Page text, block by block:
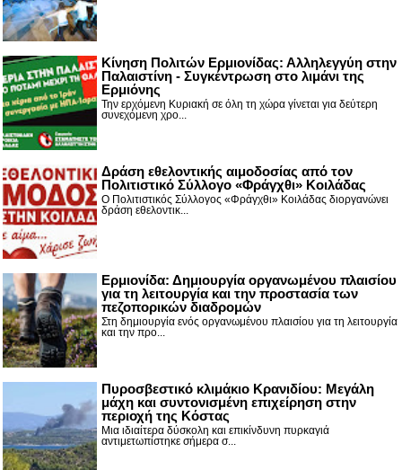
Κίνηση Πολιτών Ερμιονίδας: Αλληλεγγύη στην
Παλαιστίνη - Συγκέντρωση στο λιμάνι της
Ερμιόνης
Την ερχόμενη Κυριακή σε όλη τη χώρα γίνεται για δεύτερη
συνεχόμενη χρο...
Δράση εθελοντικής αιμοδοσίας από τον
Πολιτιστικό Σύλλογο «Φράγχθι» Κοιλάδας
Ο Πολιτιστικός Σύλλογος «Φράγχθι» Κοιλάδας διοργανώνει
δράση εθελοντικ...
Ερμιονίδα: Δημιουργία οργανωμένου πλαισίου
για τη λειτουργία και την προστασία των
πεζοπορικών διαδρομών
Στη δημιουργία ενός οργανωμένου πλαισίου για τη λειτουργία
και την προ...
Πυροσβεστικό κλιμάκιο Κρανιδίου: Μεγάλη
μάχη και συντονισμένη επιχείρηση στην
περιοχή της Κόστας
Μια ιδιαίτερα δύσκολη και επικίνδυνη πυρκαγιά
αντιμετωπίστηκε σήμερα σ...